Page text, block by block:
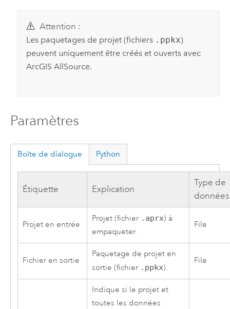
Attention :
Les paquetages de projet (fichiers .ppkx)
peuvent uniquement être créés et ouverts avec
ArcGIS AllSource.
Paramètres
Boîte de dialogue Python
Étiquette Explication
Type de
données
Projet en entrée
Projet (fichier .aprx) à
empaqueter.
File
Fichier en sortie
Paquetage de projet en
sortie (fichier .ppkx).
File
Indique si le projet et
toutes les données